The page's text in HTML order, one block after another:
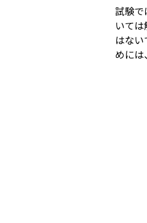
試験で
いて
はな
めには、